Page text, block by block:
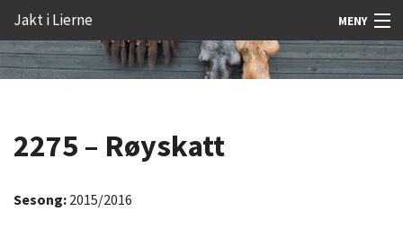
Jakt i Lierne MENY
Nyheter
Fangst
innholdet
Forstørre
2275 – Røyskatt
Sesong: 2015/2016